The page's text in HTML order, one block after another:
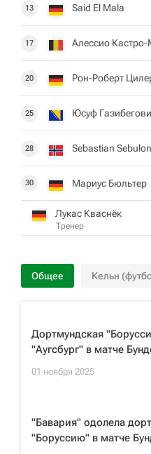
13 Said El Mala
17 Алессио Кастро-
20 Рон-Роберт
25 Юсуф
28 Sebastian
30 Мариус Бюльтер
Лукас Кваснёк
Тренер
Общее Кельн
Дортмундская
"Аугсбург" в матче
01 ноября 2025
"Бавария" одолела
"Боруссию" в матче